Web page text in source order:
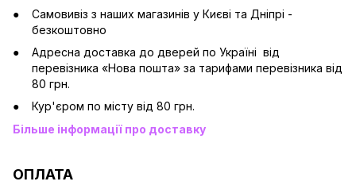
Cамовивіз з наших магазинів у Києві та Дніпрі -
безкоштовно
Адресна доставка до дверей по Україні від
перевізника «Нова пошта» за тарифами перевізника від
80 грн.
Кур'єром по місту від 80 грн.
Більше інформації про доставку
ОПЛАТА